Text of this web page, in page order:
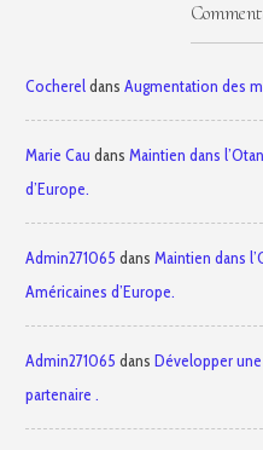
Cochereldans Augmentation des
Marie Cau dans Maintien dans
d’Europe.
Admin271065 dans Maintien dans
Américaines d’Europe.
Admin271065 dans Développer
partenaire .